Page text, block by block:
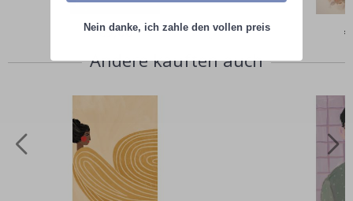
Special
€9,00
Andere kauften auch
Nein danke, ich zahle den vollen preis